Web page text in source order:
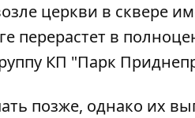
церкви в сквере
перерастет в
КП "Парк
позже, однако их